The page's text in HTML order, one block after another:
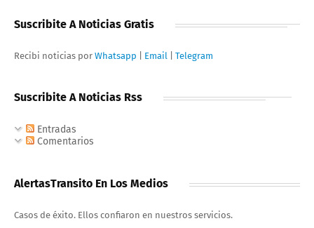
Suscribite A Noticias Gratis
Recibi noticias por Whatsapp Email Telegram
Suscribite A Noticias Rss
Entradas
Comentarios
AlertasTransito En Los Medios
Casos de éxito. Ellos confiaron en nuestros servicios.